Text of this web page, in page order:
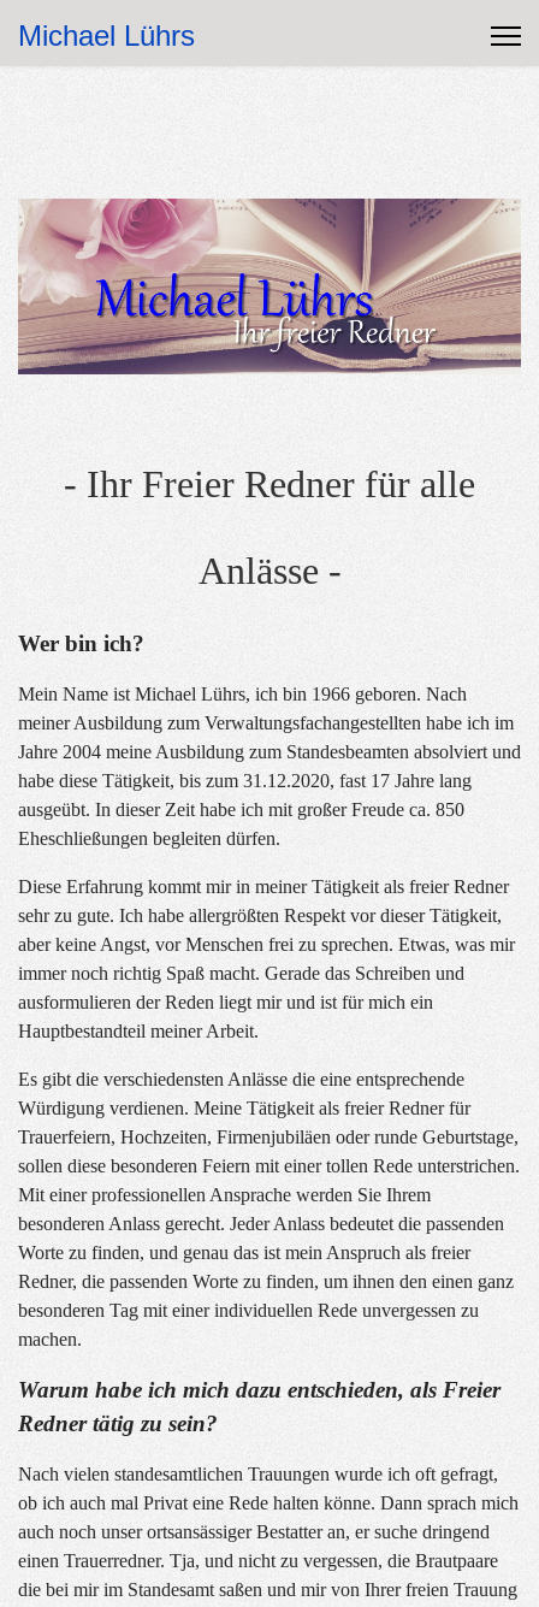
Michael Lührs
- Ihr Freier Redner für alle
Anlässe -
Wer bin ich?
Mein Name ist Michael Lührs, ich bin 1966 geboren. Nach
meiner Ausbildung zum Verwaltungsfachangestellten habe ich im
Jahre 2004 meine Ausbildung zum Standesbeamten absolviert und
habe diese Tätigkeit, bis zum 31.12.2020, fast 17 Jahre lang
ausgeübt. In dieser Zeit habe ich mit großer Freude ca. 850
Eheschließungen begleiten dürfen.
Diese Erfahrung kommt mir in meiner Tätigkeit als freier Redner
sehr zu gute. Ich habe allergrößten Respekt vor dieser Tätigkeit,
aber keine Angst, vor Menschen frei zu sprechen. Etwas, was mir
immer noch richtig Spaß macht. Gerade das Schreiben und
ausformulieren der Reden liegt mir und ist für mich ein
Hauptbestandteil meiner Arbeit.
Es gibt die verschiedensten Anlässe die eine entsprechende
Würdigung verdienen. Meine Tätigkeit als freier Redner für
Trauerfeiern, Hochzeiten, Firmenjubiläen oder runde Geburtstage,
sollen diese besonderen Feiern mit einer tollen Rede unterstrichen.
Mit einer professionellen Ansprache werden Sie Ihrem
besonderen Anlass gerecht. Jeder Anlass bedeutet die passenden
Worte zu finden, und genau das ist mein Anspruch als freier
Redner, die passenden Worte zu finden, um ihnen den einen ganz
besonderen Tag mit einer individuellen Rede unvergessen zu
machen.
Warum habe ich mich dazu entschieden, als Freier
Redner tätig zu sein?
Nach vielen standesamtlichen Trauungen wurde ich oft gefragt,
ob ich auch mal Privat eine Rede halten könne. Dann sprach mich
auch noch unser ortsansässiger Bestatter an, er suche dringend
einen Trauerredner. Tja, und nicht zu vergessen, die Brautpaare
die bei mir im Standesamt saßen und mir von Ihrer freien Trauung